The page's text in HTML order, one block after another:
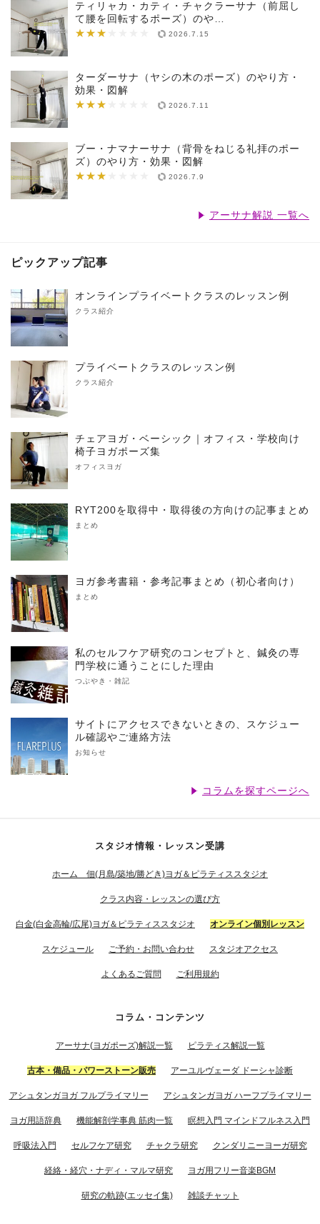
ティリャカ・カティ・チャクラーサナ（前屈し
て腰を回転するポーズ）のや…
★★★
★★★★★★★ 2026.7.15
ターダーサナ（ヤシの木のポーズ）のやり方・
効果・図解
★★★
★★★★★★★ 2026.7.11
ブー・ナマナーサナ（背骨をねじる礼拝のポー
ズ）のやり方・効果・図解
★★★
★★★★★★★ 2026.7.9
アーサナ解説 一覧へ
ピックアップ記事
オンラインプライベートクラスのレッスン例
クラス紹介
プライベートクラスのレッスン例
クラス紹介
チェアヨガ・ベーシック｜オフィス・学校向け
椅子ヨガポーズ集
オフィスヨガ
RYT200を取得中・取得後の方向けの記事まとめ
まとめ
ヨガ参考書籍・参考記事まとめ（初心者向け）
まとめ
私のセルフケア研究のコンセプトと、鍼灸の専
門学校に通うことにした理由
つぶやき・雑記
サイトにアクセスできないときの、スケジュー
ル確認やご連絡方法
お知らせ
コラムを探すページへ
スタジオ情報・レッスン受講
ホーム 佃(月島/築地/勝どき)ヨガ＆ピラティススタジオ
クラス内容・レッスンの選び方
白金(白金高輪/広尾)ヨガ＆ピラティススタジオ オンライン個別レッスン
スケジュール ご予約・お問い合わせ スタジオアクセス
よくあるご質問 ご利用規約
コラム・コンテンツ
アーサナ(ヨガポーズ)解説一覧 ピラティス解説一覧
古本・備品・パワーストーン販売 アーユルヴェーダ ドーシャ診断
アシュタンガヨガ フルプライマリー アシュタンガヨガ ハーフプライマリー
ヨガ用語辞典 機能解剖学事典 筋肉一覧 瞑想入門 マインドフルネス入門
呼吸法入門 セルフケア研究 チャクラ研究 クンダリニーヨーガ研究
経絡・経穴・ナディ・マルマ研究 ヨガ用フリー音楽BGM
研究の軌跡(エッセイ集) 雑談チャット